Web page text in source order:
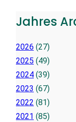
Jahres
2026 (27)
2025 (49)
2024 (39)
2023 (67)
2022 (81)
2021 (85)